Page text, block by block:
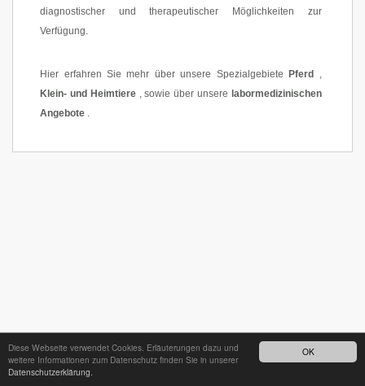
OK
Diese Webseite verwendet Cookies. Erläuterungen dazu und
weitere Informationen zum Datenschutz finden Sie in unserer
Datenschutzerklärung.
diagnostischer und therapeutischer Möglichkeiten zur
Verfügung.
Hier erfahren Sie mehr über unsere Spezialgebiete Pferd ,
Klein- und Heimtiere, sowie über unsere labormedizinischen
Angebote .
24h - Bereitschaftsdienst unter